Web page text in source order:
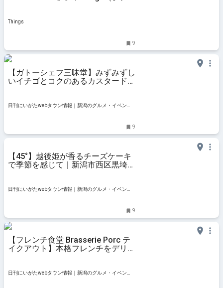
Things
9
【ガトーシェフ三昧堂】みずみずし
いイチゴとコクのあるカスタードが
日刊にいがたwebタウン情報｜新潟のグルメ・イベン
9
【45°】越後姫が香るチーズケーキ
で季節を感じて｜新潟市西区黒埼・
日刊にいがたwebタウン情報｜新潟のグルメ・イベン
9
【フレンチ食堂 Brasserie Porc テ
イクアウト】本格フレンチをデリで
日刊にいがたwebタウン情報｜新潟のグルメ・イベン